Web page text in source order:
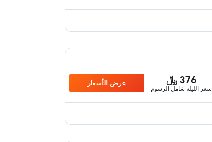
376 ﷼
سعر الليلة شامل الرسوم
عرض الأسعار